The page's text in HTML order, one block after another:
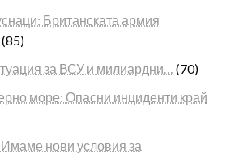
Британската армия
(85)
за ВСУ и милиардни… (70)
море: Опасни инциденти край
нови условия за